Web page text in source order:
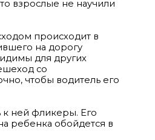
взрослые не научили
происходит в
на дорогу
для других
со
чтобы водитель его
к ней фликеры. Его
ребенка обойдется в